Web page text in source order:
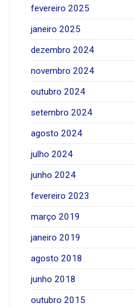
fevereiro 2025
janeiro 2025
dezembro 2024
novembro 2024
outubro 2024
setembro 2024
agosto 2024
julho 2024
junho 2024
fevereiro 2023
março 2019
janeiro 2019
agosto 2018
junho 2018
outubro 2015